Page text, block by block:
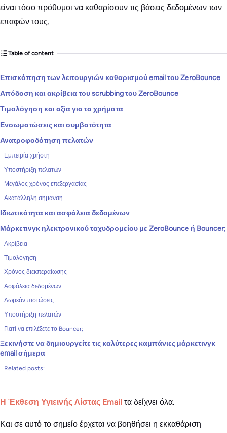
είναι τόσο πρόθυμοι να καθαρίσουν τις βάσεις δεδομένων των
επαφών τους.
Table of content
Επισκόπηση των λειτουργιών καθαρισμού email του ZeroBounce
Απόδοση και ακρίβεια του scrubbing του ZeroBounce
Τιμολόγηση και αξία για τα χρήματα
Ενσωματώσεις και συμβατότητα
Ανατροφοδότηση πελατών
Εμπειρία χρήστη
Υποστήριξη πελατών
Μεγάλος χρόνος επεξεργασίας
Ακατάλληλη σήμανση
Ιδιωτικότητα και ασφάλεια δεδομένων
Μάρκετινγκ ηλεκτρονικού ταχυδρομείου με ZeroBounce ή Bouncer;
Ακρίβεια
Τιμολόγηση
Χρόνος διεκπεραίωσης
Ασφάλεια δεδομένων
Δωρεάν πιστώσεις
Υποστήριξη πελατών
Γιατί να επιλέξετε το Bouncer;
Ξεκινήστε να δημιουργείτε τις καλύτερες καμπάνιες μάρκετινγκ
email σήμερα
Related posts:
Η Έκθεση Υγιεινής Λίστας Email τα δείχνει όλα.
Και σε αυτό το σημείο έρχεται να βοηθήσει η εκκαθάριση